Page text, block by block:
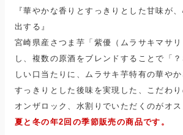
『華やかな香りとすっきりとした甘味が、
出する』
宮崎県産さつま芋「紫優（ムラサキマサリ
し、複数の原酒をブレンドすることで「
しい口当たりに、ムラサキ芋特有の華やか
すっきりとした後味を実現した、こだわり
オンザロック、水割りでいただくのがオス
夏と冬の年2回の季節販売の商品です。